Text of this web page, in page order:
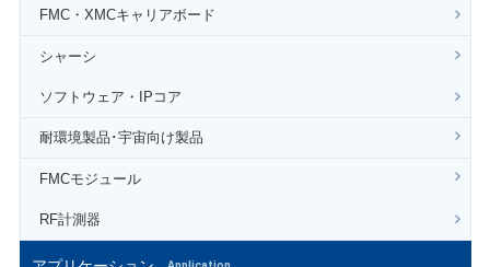
FMC・XMCキャリアボード
シャーシ
ソフトウェア・IPコア
耐環境製品･宇宙向け製品
FMCモジュール
RF計測器